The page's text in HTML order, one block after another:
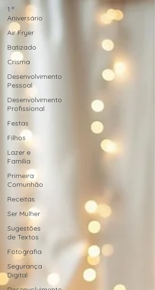
1.º
Aniversário
Air Fryer
Batizado
Crisma
Desenvolvimento
Pessoal
Desenvolvimento
Profissional
Festas
Filhos
Lazer e
Família
Primeira
Comunhão
Receitas
Ser Mulher
Sugestões
de Textos
Fotografia
Segurança
Digital